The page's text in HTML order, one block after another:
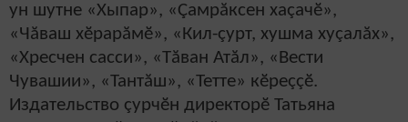
ун шутне «Хыпар», «Çамрăксен хаçачӗ»,
«Чăваш хӗрарăмӗ», «Кил-çурт, хушма хуçалăх»,
«Хресчен сасси», «Тăван Атăл», «Вести
Чувашии», «Тантăш», «Тетте» кӗреççӗ.
Издательство çурчӗн директорӗ Татьяна